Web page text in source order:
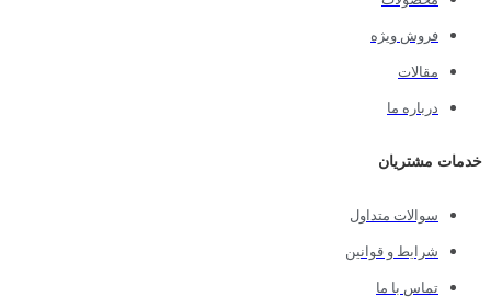
فروش ویژه
مقالات
درباره ما
خدمات مشتریان
سوالات متداول
شرایط و قوانین
تماس با ما